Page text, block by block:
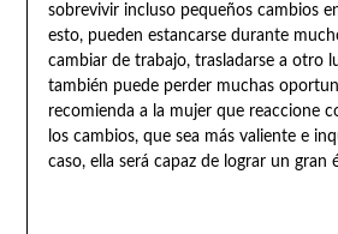
sobrevivir incluso pequeños cambios
esto, pueden estancarse durante
cambiar de trabajo, trasladarse a otro
también puede perder muchas
recomienda a la mujer que reaccione
los cambios, que sea más valiente e
caso, ella será capaz de lograr un gran